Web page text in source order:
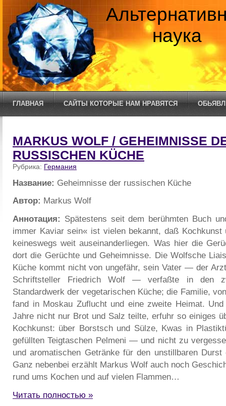
наука
ГЛАВНАЯ САЙТЫ КОТОРЫЕ НАМ НРАВЯТСЯ
MARKUS WOLF / GEHEIMNISSE
RUSSISCHEN KÜCHE
Рубрика: Германия
Название: Geheimnisse der russischen Küche
Автор: Markus Wolf
Аннотация: Spätestens seit dem berühmten Buch
immer Kaviar sein« ist vielen bekannt, daß Kochkunst
keineswegs weit auseinanderliegen. Was hier die
dort die Gerüchte und Geheimnisse. Die Wolfsche
Küche kommt nicht von ungefähr, sein Vater — der
Schriftsteller Friedrich Wolf — verfaßte in den
Standardwerk der vegetarischen Küche; die Familie,
fand in Moskau Zuflucht und eine zweite Heimat.
Jahre nicht nur Brot und Salz teilte, erfuhr so einiges
Kochkunst: über Borstsch und Sülze, Kwas in
gefüllten Teigtaschen Pelmeni — und nicht zu
und aromatischen Getränke für den unstillbaren
Ganz nebenbei erzählt Markus Wolf auch noch
rund ums Kochen und auf vielen Flammen…
Читать полностью »